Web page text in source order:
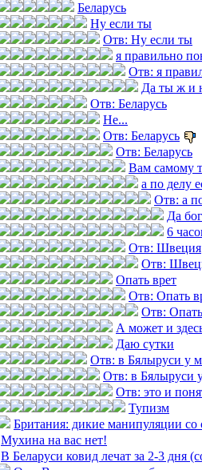
Беларусь
Ну если ты
Отв: Ну если ты
я правильно
Отв: я
Да ты ж и
Отв: Беларусь
Не...
Отв: Беларусь
Отв: Беларусь
Вам самому
а по делу
Отв: а
Да
6
Отв: Швеция
Отв:
Опать врет
Отв: Опать
Отв:
А может и
Даю сутки
Отв: в Бялыруси у
Отв: в Бялыруси
Отв: это и
Тупизм
Британия: дикие манипуляции со
Мухина на вас нет!
В Беларуси ковид лечат за 2-3 дня